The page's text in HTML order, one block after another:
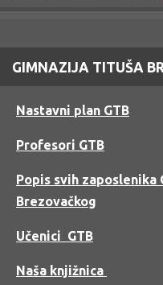
GIMNAZIJA TITUŠA
Nastavni plan GTB
Profesori GTB
Popis svih zaposlenika
Brezovačkog
Učenici GTB
Naša knjižnica